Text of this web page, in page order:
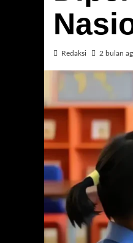
Redaksi 2 bulan